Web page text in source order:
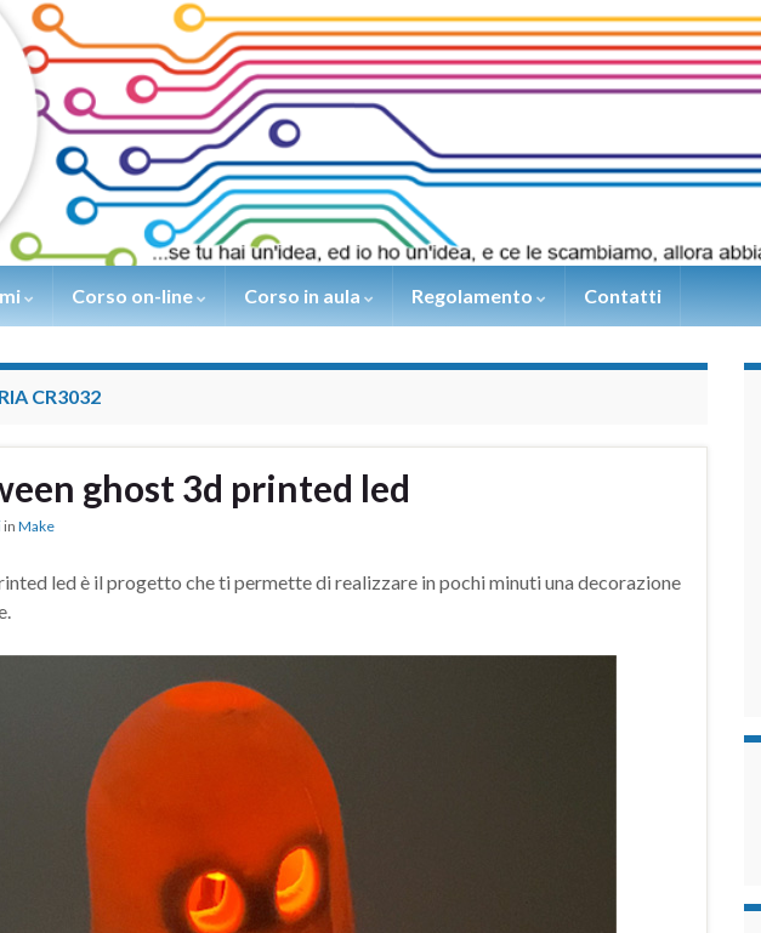
Corso on-line Corso in aula Regolamento Contatti
CR3032
ghost 3d printed led
in Make
led è il progetto che ti permette di realizzare in pochi minuti una decorazione